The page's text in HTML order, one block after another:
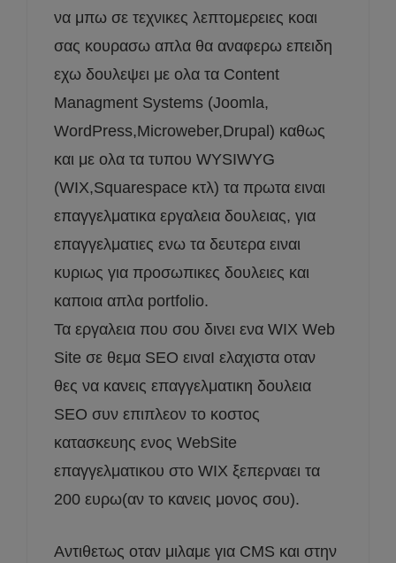
να μπω σε τεχνικες λεπτομερειες κοαι
σας κουρασω απλα θα αναφερω επειδη
εχω δουλεψει με ολα τα Content
Managment Systems (Joomla,
WordPress,Microweber,Drupal) καθως
και με ολα τα τυπου WYSIWYG
(WIX,Squarespace κτλ) τα πρωτα ειναι
επαγγελματικα εργαλεια δουλειας, για
επαγγελματιες ενω τα δευτερα ειναι
κυριως για προσωπικες δουλειες και
καποια απλα portfolio.
Τα εργαλεια που σου δινει ενα WIX Web
Site σε θεμα SEO ειναΙ ελαχιστα οταν
θες να κανεις επαγγελματικη δουλεια
SEO συν επιπλεον το κοστος
κατασκευης ενος WebSite
επαγγελματικου στο WIX ξεπερναει τα
200 ευρω(αν το κανεις μονος σου).
Αντιθετως οταν μιλαμε για CMS και στην